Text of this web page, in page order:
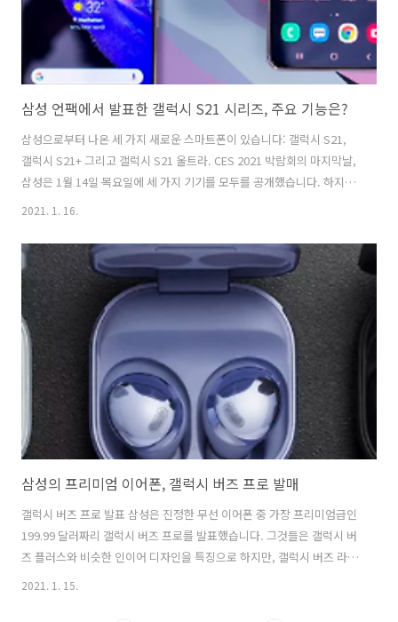
삼성 언팩에서 발표한 갤럭시 S21 시리즈, 주요 기능은?
삼성으로부터 나온 세 가지 새로운 스마트폰이 있습니다: 갤럭시 S21,
갤럭시 S21+ 그리고 갤럭시 S21 울트라. CES 2021 박람회의 마지막날,
삼성은 1월 14일 목요일에 세 가지 기기를 모두를 공개했습니다. 하지만,
"Welcome to the Everyday Epic"으로 붙였습니다. 예상대로, 이 세
장치는 여러 기능들이 탑재되어 있고, S 시리즈에서 이전 전화기의 큰 스
위치에서 S21 Ultra는 S펜과 함께 작동하기도 합니다. 과거에, S펜이 함
께 일했던 유일한 삼성 전화기는 갤럭시 노트 시리즈였습니다. 갤럭시
S20과의 차별점"올해에는 다양한 유..
2021. 1. 16.
삼성의 프리미엄 이어폰, 갤럭시 버즈 프로 발매
갤럭시 버즈 프로 발표 삼성은 진정한 무선 이어폰 중 가장 프리미엄급인
199.99 달러짜리 갤럭시 버즈 프로를 발표했습니다. 그것들은 갤럭시 버
즈 플러스와 비슷한 인이어 디자인을 특징으로 하지만, 갤럭시 버즈 라이
브에서 미적인 영감을 받았습니다. 버즈 프로는 단발 모양은 아니지만 금
2021. 1. 15.